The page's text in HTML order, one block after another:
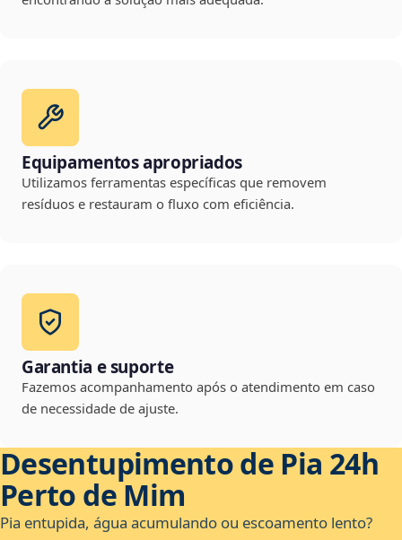
Equipamentos apropriados
Utilizamos ferramentas específicas que removem
resíduos e restauram o fluxo com eficiência.
Garantia e suporte
Fazemos acompanhamento após o atendimento em caso
de necessidade de ajuste.
Desentupimento de Pia 24h
Perto de Mim
Pia entupida, água acumulando ou escoamento lento?